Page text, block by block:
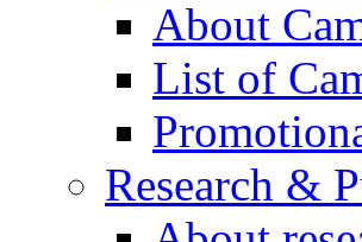
About
List of
Research &